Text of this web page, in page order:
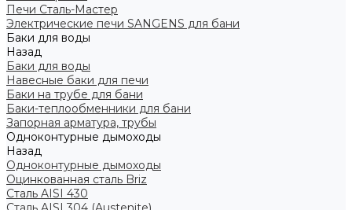
Печи Сталь-Мастер
Электрические печи SANGENS для бани
Баки для воды
Назад
Баки для воды
Навесные баки для печи
Баки на трубе для бани
Баки-теплообменники для бани
Запорная арматура, трубы
Одноконтурные дымоходы
Назад
Одноконтурные дымоходы
Оцинкованная сталь Briz
Сталь AISI 430